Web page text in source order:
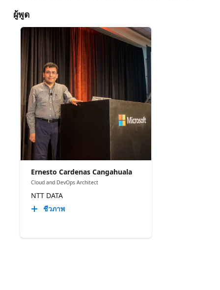
ผู้พูด
Ernesto Cardenas Cangahuala
Cloud and DevOps Architect
NTT DATA
ชีวภาพ